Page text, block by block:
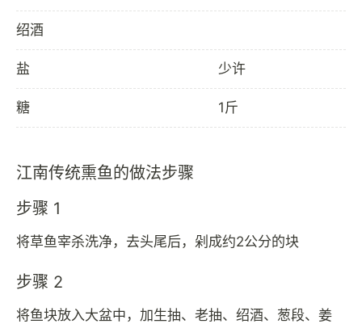
绍酒
盐 少许
糖 1斤
江南传统熏鱼的做法步骤
步骤 1
将草鱼宰杀洗净，去头尾后，剁成约2公分的块
步骤 2
将鱼块放入大盆中，加生抽、老抽、绍酒、葱段、姜